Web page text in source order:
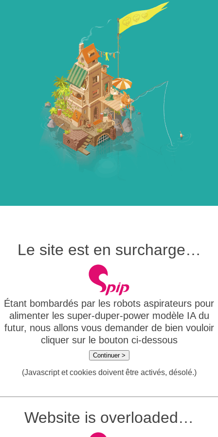
Le site est en surcharge…
Étant bombardés par les robots aspirateurs pour
alimenter les super-duper-power modèle IA du
futur, nous allons vous demander de bien vouloir
cliquer sur le bouton ci-dessous
Continuer >
(Javascript et cookies doivent être activés, désolé.)
Website is overloaded…